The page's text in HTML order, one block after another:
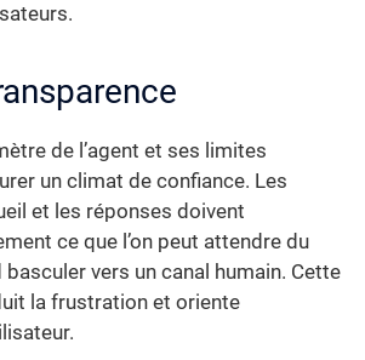
de l’agent et ses limites
un climat de confiance. Les
et les réponses doivent
ce que l’on peut attendre du
basculer vers un canal humain. Cette
la frustration et oriente